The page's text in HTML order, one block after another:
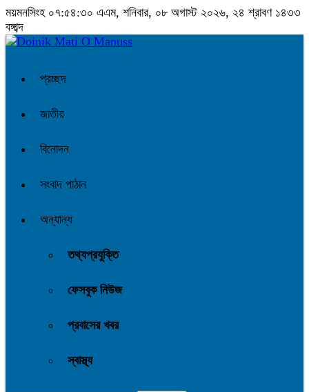
ময়মনসিংহ ০৭:৫৪:৩১ এএম, শনিবার, ০৮ অগাস্ট ২০২৬, ২৪ শ্রাবণ ১৪৩৩
বঙ্গাব্দ
প্রচ্ছদ
জাতীয়
বিনোদন
সংবাদ পাঠান
অন্যান্য
তথ্যপ্রযুক্তি
ফেসবুক নিউজ
প্রবাসের খবর
স্বাস্থ্য